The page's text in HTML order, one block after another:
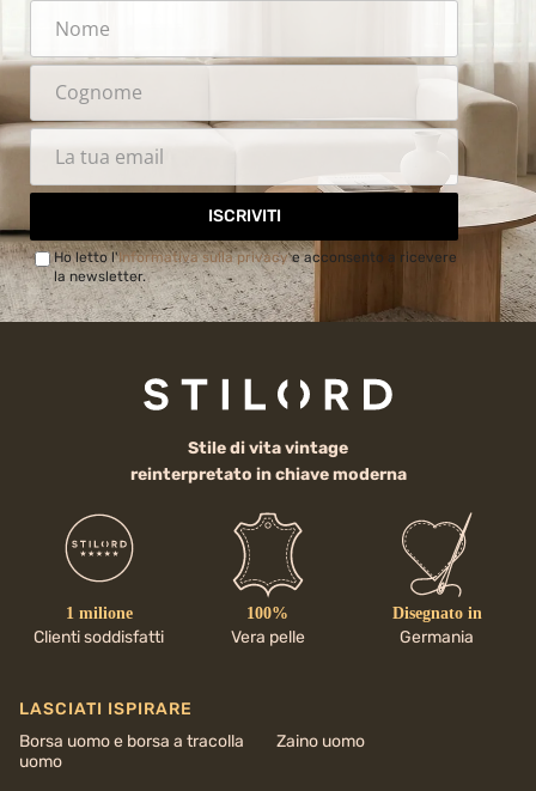
ISCRIVITI
Ho letto l'Informativa sulla privacye acconsento a ricevere
la newsletter.
Stile di vita vintage
reinterpretato in chiave moderna
1 milione
Clienti soddisfatti
100%
Vera pelle
Disegnato in
Germania
LASCIATI ISPIRARE
Borsa uomo e borsa a tracolla
uomo
Zaino uomo